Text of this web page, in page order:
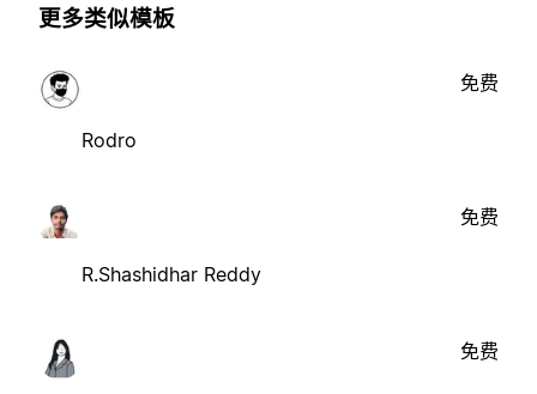
更多类似模板
Rodro
免费
R.Shashidhar Reddy
免费
免费